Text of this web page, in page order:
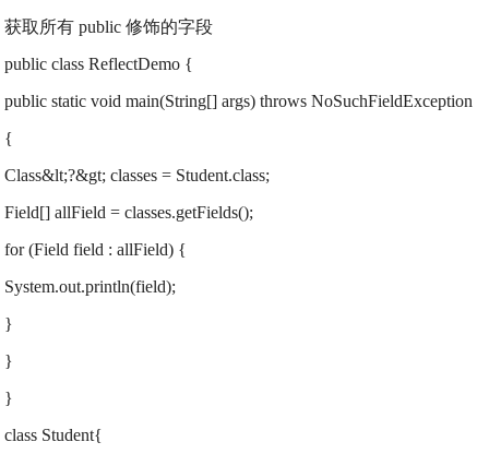
获取所有 public 修饰的字段
public class ReflectDemo {
public static void main(String[] args) throws NoSuchFieldException
{
Class&lt;?&gt; classes = Student.class;
Field[] allField = classes.getFields();
for (Field field : allField) {
System.out.println(field);
}
}
}
class Student{